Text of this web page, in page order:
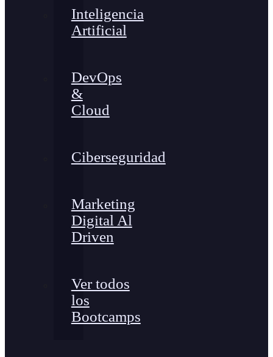
Inteligencia
Artificial
DevOps
&
Cloud
Ciberseguridad
Marketing
Digital Al
Driven
Ver todos
los
Bootcamps